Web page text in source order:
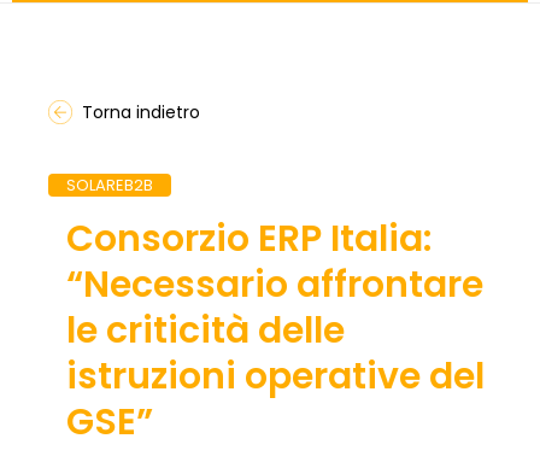
Torna indietro
SOLAREB2B
Consorzio ERP Italia:
“Necessario affrontare
le criticità delle
istruzioni operative del
GSE”